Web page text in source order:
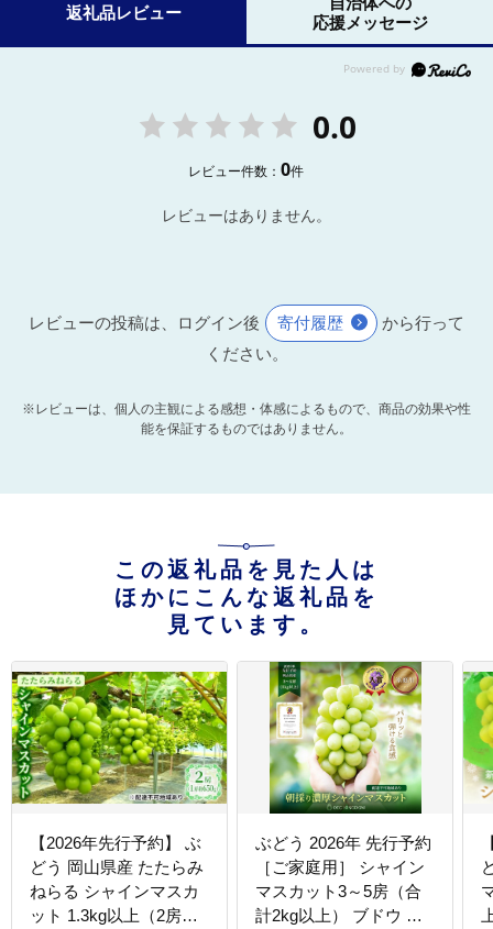
返礼品レビュー
応援メッセージ
0.0
レビュー件数：0件
レビューはありません。
レビューの投稿は、ログイン後 寄付履歴
から行って
ください。
※レビューは、個人の主観による感想・体感によるもので、商品の効果や性
能を保証するものではありません。
この返礼品を見た人は
ほかにこんな返礼品を
見ています。
【2026年先行予約】 ぶ
どう 岡山県産 たたらみ
ねらる シャインマスカ
ット 1.3kg以上（2房～3
ぶどう 2026年 先行予約
［ご家庭用］ シャイン
マスカット3～5房（合
計2kg以上） ブドウ 葡